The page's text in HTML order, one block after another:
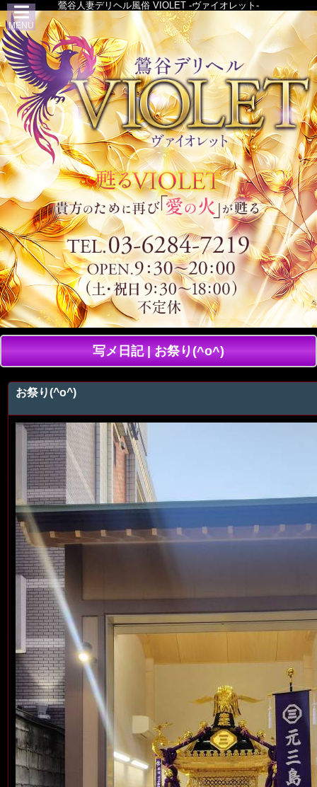
鶯谷人妻デリヘル風俗 VIOLET -ヴァイオレット-
写メ日記 | お祭り(^o^)
お祭り(^o^)
MENU